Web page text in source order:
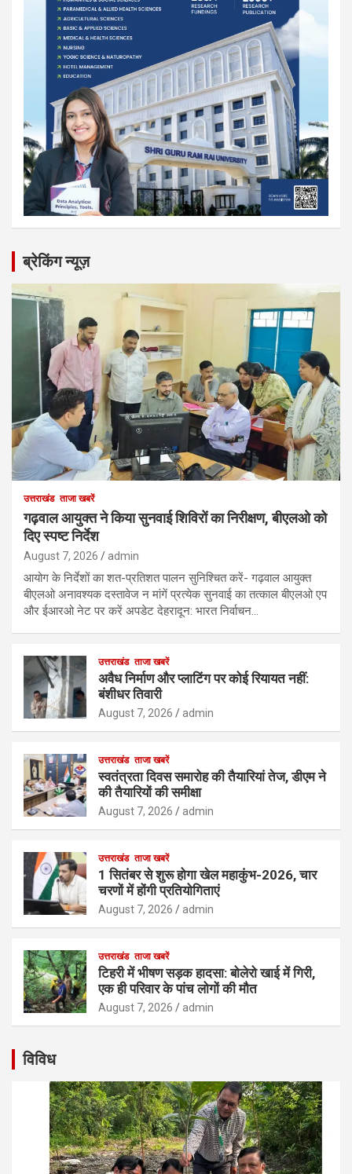
ब्रेकिंग न्यूज़
उत्तराखंड ताजा खबरें
गढ़वाल आयुक्त ने किया सुनवाई शिविरों का निरीक्षण, बीएलओ को
दिए स्पष्ट निर्देश
August 7, 2026 admin
आयोग के निर्देशों का शत-प्रतिशत पालन सुनिश्चित करें- गढ़वाल आयुक्त
बीएलओ अनावश्यक दस्तावेज न मांगें प्रत्येक सुनवाई का तत्काल बीएलओ एप
और ईआरओ नेट पर करें अपडेट देहरादून: भारत निर्वाचन…
उत्तराखंड ताजा खबरें
अवैध निर्माण और प्लाटिंग पर कोई रियायत नहीं:
बंशीधर तिवारी
August 7, 2026 admin
उत्तराखंड ताजा खबरें
स्वतंत्रता दिवस समारोह की तैयारियां तेज, डीएम ने
की तैयारियों की समीक्षा
August 7, 2026 admin
उत्तराखंड ताजा खबरें
1 सितंबर से शुरू होगा खेल महाकुंभ-2026, चार
चरणों में होंगी प्रतियोगिताएं
August 7, 2026 admin
उत्तराखंड ताजा खबरें
टिहरी में भीषण सड़क हादसा: बोलेरो खाई में गिरी,
एक ही परिवार के पांच लोगों की मौत
August 7, 2026 admin
विविध